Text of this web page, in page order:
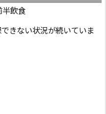
半飲食
きない状況が続いていま